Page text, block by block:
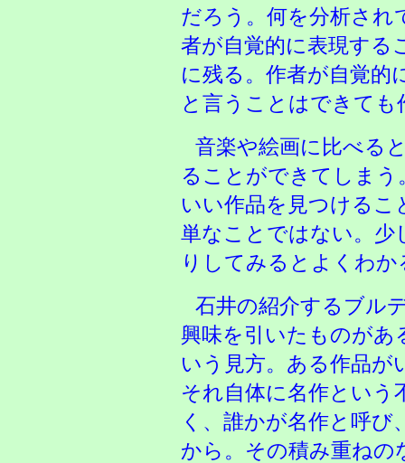
だろう。何を分析され
者が自覚的に表現する
に残る。作者が自覚的
と言うことはできて
音楽や絵画に比べる
ることができてしま
いい作品を見つける
単なことではない。少
りしてみるとよくわか
石井の紹介するブル
興味を引いたものがあ
いう見方。ある作品が
それ自体に名作という
く、誰かが名作と呼
から。その積み重ね